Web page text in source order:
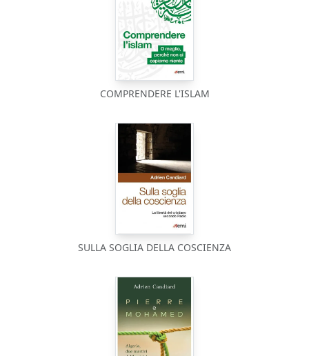
COMPRENDERE L'ISLAM
SULLA SOGLIA DELLA COSCIENZA